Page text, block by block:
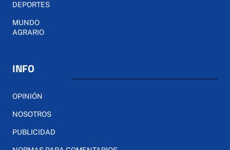
DEPORTES
MUNDO
AGRARIO
INFO
OPINIÓN
NOSOTROS
PUBLICIDAD